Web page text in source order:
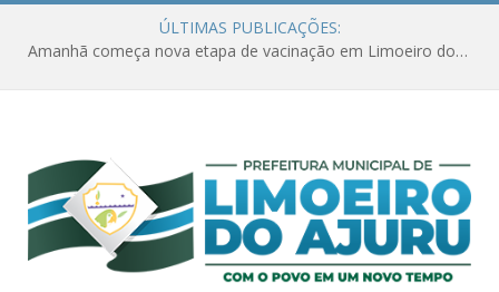
ÚLTIMAS PUBLICAÇÕES:
Amanhã começa nova etapa de vacinação em Limoeiro do Ajuru para idosos com 65 ou mais